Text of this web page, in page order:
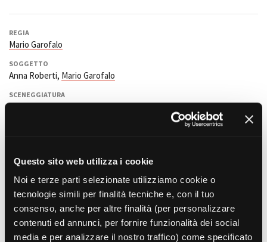
Questo sito web utilizza i cookie
Noi e terze parti selezionate utilizziamo cookie o
tecnologie simili per finalità tecniche e, con il tuo
consenso, anche per altre finalità (per personalizzare
contenuti ed annunci, per fornire funzionalità dei social
media e per analizzare il nostro traffico) come specificato
Amministrazione trasparente
Bandi e gare
Contatti
Cookie policy
Credits
REGIA
Mario Garofalo
SOGGETTO
Anna Roberti, Mario Garofalo
SCENEGGIATURA
Anna Roberti,Mario Garofalo
ALTRI CREDITS
Giuseppe Gadaleta, Gianni Neri (Post-produzione); Anna Roberti,
Anna Catellani (Ricerche storiche); Alessia Contri, Ingrid Masier,
Elisa Purpura (Assistenti alle riprese)
INTERPRETI
Gocha Bagagoshvili, Luciano Boccalatte, Guido Carbi, Anna
Catellani, Anna Cisero Dati, Giovanni De Luna, Marcella Grosa,